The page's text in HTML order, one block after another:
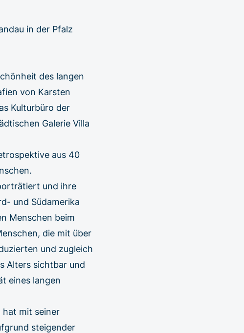
in der Pfalz
des langen
von Karsten
Kulturbüro der
Galerie Villa
aus 40
und ihre
und Südamerika
Menschen beim
die mit über
und zugleich
Alters sichtbar und
eines langen
hat mit seiner
steigender